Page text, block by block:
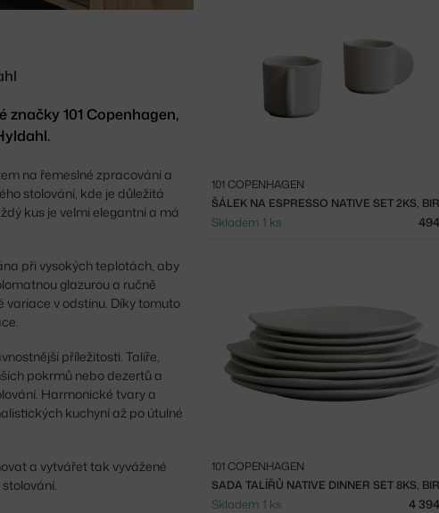
101 Copenhagen,
na řemeslné zpracování a
stolování, kde je důležitá
kus je velmi elegantní a má
při vysokých teplotách, aby
glazurou a ručně
variace v odstínu. Díky tomuto
příležitosti. Talíře,
pokrmů nebo dezertů a
Harmonické tvary a
kuchyní až po útulné
a vytvářet tak vyvážené
ŠÁLEK NA ESPRESSO NATIVE SET 2KS,
101 COPENHAGEN
Skladem 1 ks
SADA TALÍŘŮ NATIVE DINNER SET 8KS,
101 COPENHAGEN
Skladem 1 ks 4